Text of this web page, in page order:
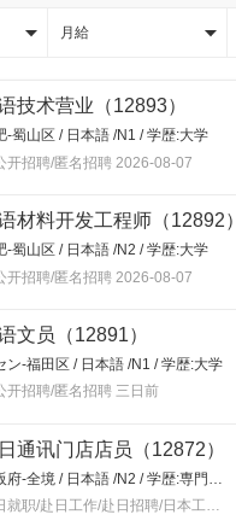
 
月給
技术营业（12893）
-蜀山区 / 日本語 /N1 / 学歴:大学
开招聘/匿名招聘 2026-08-07
材料开发工程师（12892）
-蜀山区 / 日本語 /N2 / 学歴:大学
开招聘/匿名招聘 2026-08-07
文员（12891）
ン-福田区 / 日本語 /N1 / 学歴:大学
开招聘/匿名招聘 三日前
通讯门店店员（12872）
大阪府-全境 / 日本語 /N2 / 学歴:専門学校・短大
赴日就职/赴日工作/赴日招聘/日本工作/赴韩就职/赴韩工作/赴韩招聘/韩国工作/出国工作 三日前